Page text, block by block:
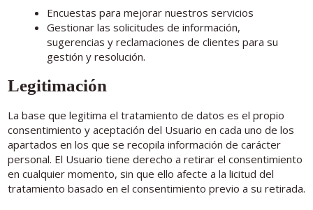
Encuestas para mejorar nuestros servicios
Gestionar las solicitudes de información,
sugerencias y reclamaciones de clientes para su
gestión y resolución.
Legitimación
La base que legitima el tratamiento de datos es el propio
consentimiento y aceptación del Usuario en cada uno de los
apartados en los que se recopila información de carácter
personal. El Usuario tiene derecho a retirar el consentimiento
en cualquier momento, sin que ello afecte a la licitud del
tratamiento basado en el consentimiento previo a su retirada.